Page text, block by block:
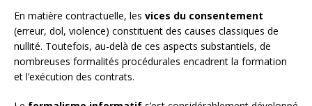
En matière contractuelle, les vices du consentement
(erreur, dol, violence) constituent des causes classiques de
nullité. Toutefois, au-delà de ces aspects substantiels, de
nombreuses formalités procédurales encadrent la formation
et l’exécution des contrats.